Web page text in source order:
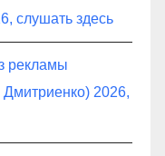
слушать здесь
рекламы
2026,